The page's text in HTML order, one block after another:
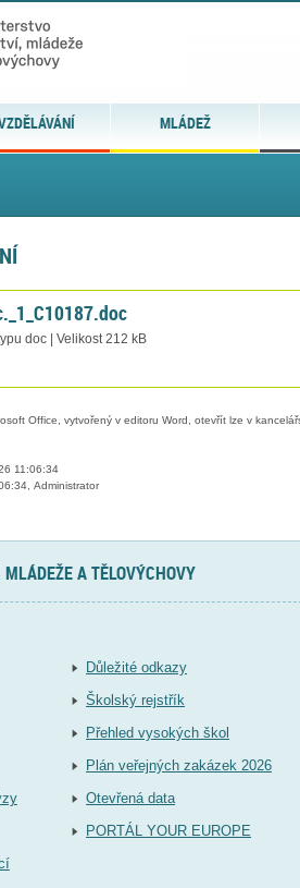
MLÁDEŽ
doc | Velikost 212 kB
Office, vytvořený v editoru Word, otevřít lze v
11:06:34
Administrator
A TĚLOVÝCHOVY
Důležité odkazy
Školský rejstřík
Přehled vysokých škol
Plán veřejných zakázek 2026
Otevřená data
PORTÁL YOUR EUROPE